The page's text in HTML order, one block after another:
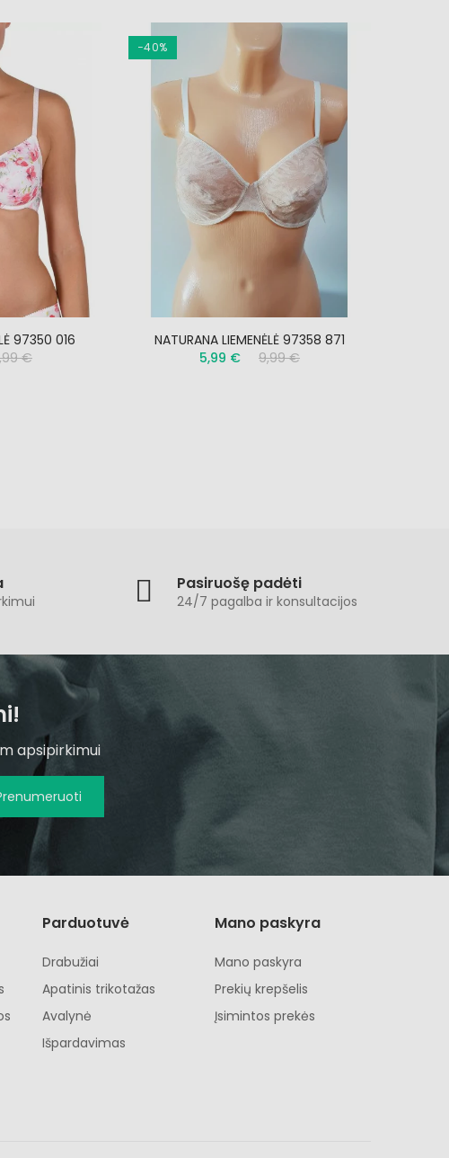
97350 016
€
−40%
NATURANA LIEMENĖLĖ 97358 871
5,99 €
9,99 €
Pasiruošę padėti
24/7 pagalba ir konsultacijos
apsipirkimui
Parduotuvė
Drabužiai
Apatinis trikotažas
Avalynė
Išpardavimas
Mano paskyra
Mano paskyra
Prekių krepšelis
Įsimintos prekės